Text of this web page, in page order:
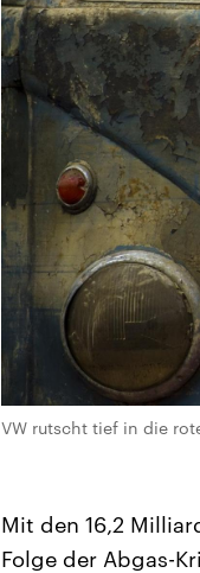
VW rutscht tief in die
Mit den 16,2
Folge der Abgas-